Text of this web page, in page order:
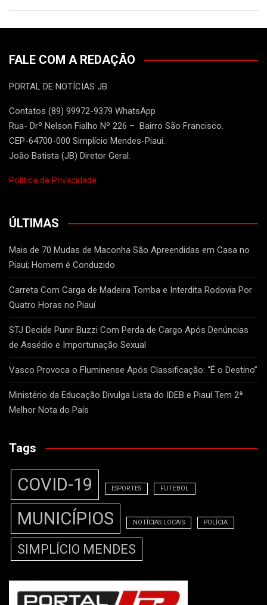
FALE COM A REDAÇÃO
PORTAL DE NOTÍCIAS JB
Contatos (89) 99972-9379 WhatsApp
Rua- Drº Nelson Fialho Nº 226 – Bairro São Francisco.
CEP-64700-000 Simplício Mendes-Piaui.
João Batista (JB) Diretor Geral.
Política de Privacidade.
ÚLTIMAS
Mais de 70 Mudas de Maconha São Apreendidas em Casa no
Piauí; Homem é Conduzido
Carreta Com Carga de Madeira Tomba e Interdita Rodovia Por
Quatro Horas no Piauí
STJ Decide Punir Buzzi Com Perda de Cargo Após Denúncias
de Assédio e Importunação Sexual
Vasco Provoca o Fluminense Após Classificação: “É o Destino”
Ministério da Educação Divulga Lista do IDEB e Piauí Tem 2ª
Melhor Nota do País
Tags
COVID-19 ESPORTES FUTEBOL
MUNICÍPIOS NOTÍCIAS LOCAIS POLÍCIA
SIMPLÍCIO MENDES